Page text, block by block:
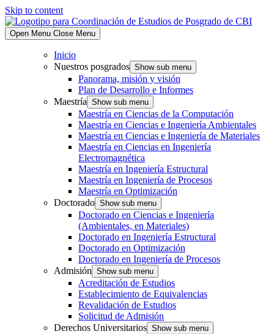
Skip to content
Open Menu Close Menu
Inicio
Nuestros posgrados Show sub menu
Panorama, misión y visión
Plan de Desarrollo e Informes
Maestría Show sub menu
Maestría en Ciencias de la Computación
Maestría en Ciencias e Ingeniería Ambientales
Maestría en Ciencias e Ingeniería de Materiales
Maestría en Ciencias en Ingeniería
Electromagnética
Maestría en Ingeniería Estructural
Maestría en Ingeniería de Procesos
Maestría en Optimización
Doctorado Show sub menu
Doctorado en Ciencias e Ingeniería
(Ambientales, en Materiales)
Doctorado en Ingeniería Estructural
Doctorado en Optimización
Doctorado en Ingeniería de Procesos
Admisión Show sub menu
Acreditación de Estudios
Establecimiento de Equivalencias
Revalidación de Estudios
Solicitud de Admisión
Derechos Universitarios Show sub menu